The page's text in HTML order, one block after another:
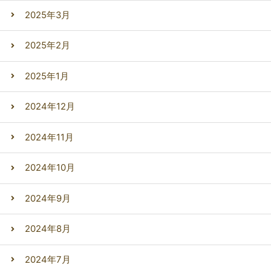
2025年3月
2025年2月
2025年1月
2024年12月
2024年11月
2024年10月
2024年9月
2024年8月
2024年7月